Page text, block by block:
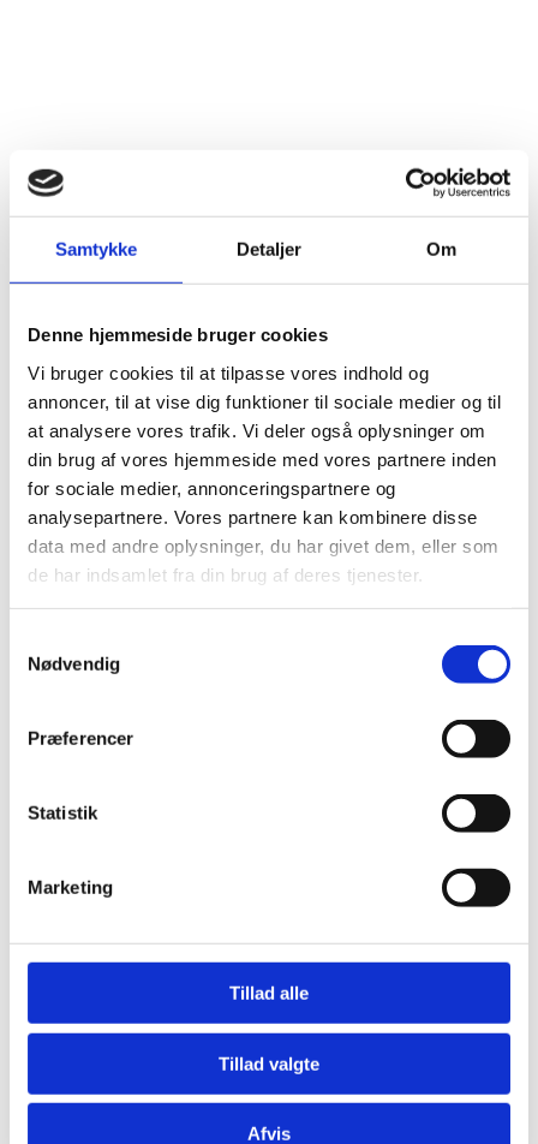
Samtykke Detaljer Om
Denne hjemmeside bruger cookies
Vi bruger cookies til at tilpasse vores indhold og
annoncer, til at vise dig funktioner til sociale medier og til
at analysere vores trafik. Vi deler også oplysninger om
din brug af vores hjemmeside med vores partnere inden
for sociale medier, annonceringspartnere og
analysepartnere. Vores partnere kan kombinere disse
data med andre oplysninger, du har givet dem, eller som
de har indsamlet fra din brug af deres tjenester.
Nødvendig
Præferencer
Statistik
Marketing
Tillad alle
Tillad valgte
Afvis
Dato: